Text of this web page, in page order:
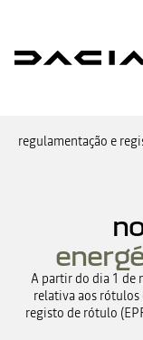
regulamentação e
A partir do dia 1 de
relativa aos
registo de rótulo